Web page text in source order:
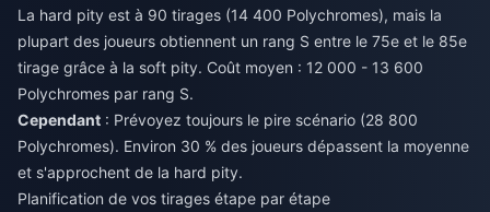
La hard pity est à 90 tirages (14 400 Polychromes), mais la
plupart des joueurs obtiennent un rang S entre le 75e et le 85e
tirage grâce à la soft pity. Coût moyen : 12 000 - 13 600
Polychromes par rang S.
Cependant : Prévoyez toujours le pire scénario (28 800
Polychromes). Environ 30 % des joueurs dépassent la moyenne
et s'approchent de la hard pity.
Planification de vos tirages étape par étape